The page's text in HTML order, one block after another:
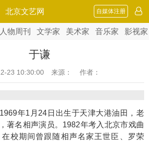
北京文艺网 自媒体注册
人物周刊 文学家 美术家 音乐家 影视家
于谦
23 10:30:00 来源： 作者：
年1月24日出生于天津大港油田，老
著名相声演员。1982年考入北京市戏曲
校期间曾跟随相声名家王世臣、罗荣